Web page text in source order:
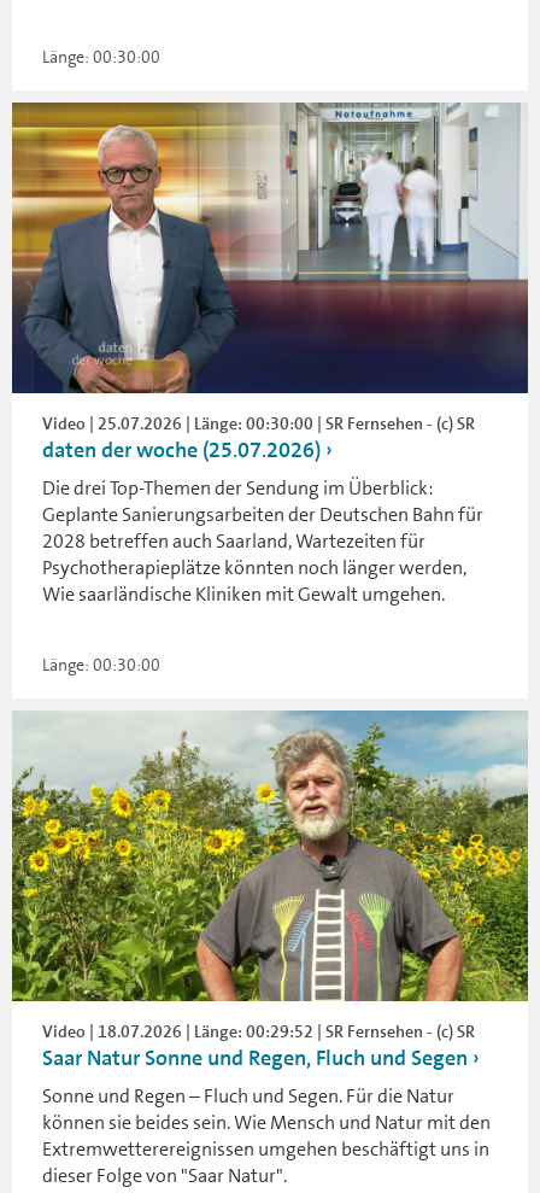
Länge: 00:30:00
Video | 25.07.2026 | Länge: 00:30:00 | SR Fernsehen - (c) SR
daten der woche (25.07.2026)
Die drei Top-Themen der Sendung im Überblick:
Geplante Sanierungsarbeiten der Deutschen Bahn für
2028 betreffen auch Saarland, Wartezeiten für
Psychotherapieplätze könnten noch länger werden,
Wie saarländische Kliniken mit Gewalt umgehen.
Länge: 00:30:00
Video | 18.07.2026 | Länge: 00:29:52 | SR Fernsehen - (c) SR
Saar Natur Sonne und Regen, Fluch und Segen
Sonne und Regen – Fluch und Segen. Für die Natur
können sie beides sein. Wie Mensch und Natur mit den
Extremwetterereignissen umgehen beschäftigt uns in
dieser Folge von "Saar Natur".